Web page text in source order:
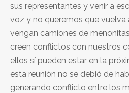
sus representantes y venir a
voz y no queremos que vuelva
vengan camiones de
creen conflictos con nuestros
ellos sí pueden estar en la
esta reunión no se debió de
generando conflicto entre los